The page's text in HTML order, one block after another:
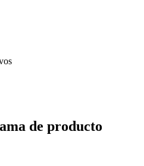
de producto